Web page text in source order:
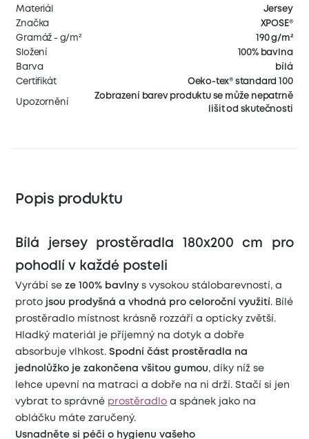
Materiál
Jersey
Značka
XPOSE®
Gramáž - g/m²
190 g/m²
Složení
100% bavlna
Barva
bílá
Certifikát
Oeko-tex® standard 100
Upozornění
Zobrazení barev produktu se může nepatrně
lišit od skutečnosti
Popis produktu
Bílá jersey prostěradla 180x200 cm pro
pohodlí v každé posteli
Vyrábí seze 100% bavlny s vysokou stálobarevností, a
proto jsou prodyšná a vhodná pro celoroční využití . Bílé
prostěradlo místnost krásně rozzáří a opticky zvětší.
Hladký materiál je příjemný na dotyk a dobře
absorbuje vlhkost.Spodní část prostěradla na
jednolůžko je zakončena všitou gumou, díky níž se
lehce upevní na matraci a dobře na ni drží. Stačí si jen
vybrat to správné prostěradlo a spánek jako na
obláčku máte zaručený.
Usnadněte si péči o hygienu vašeho